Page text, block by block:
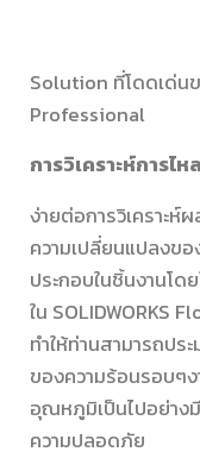
Solution ที่โดดเด่น
Professional
การวิเคราะห์การไ
ง่ายต่อการวิเคราะห์
ความเปลี่ยนแปลงข
ประกอบในชิ้นงานโด
ใน SOLIDWORKS
ทำให้ท่านสามารถปร
ของความร้อนรอบๆง
อุณหภูมิเป็นไปอย่าง
ความปลอดภัย